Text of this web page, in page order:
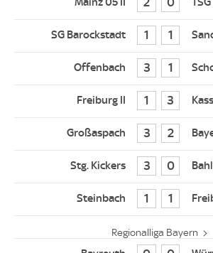
1 1
3 1
1 3
3 2
3 0
1 1
Regionalliga Bayern